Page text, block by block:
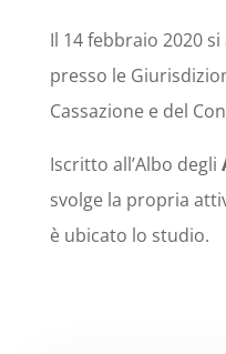
Il 14 febbraio 2020
presso le
Cassazione e del
Iscritto all’Albo degli
svolge la propria
è ubicato lo studio.